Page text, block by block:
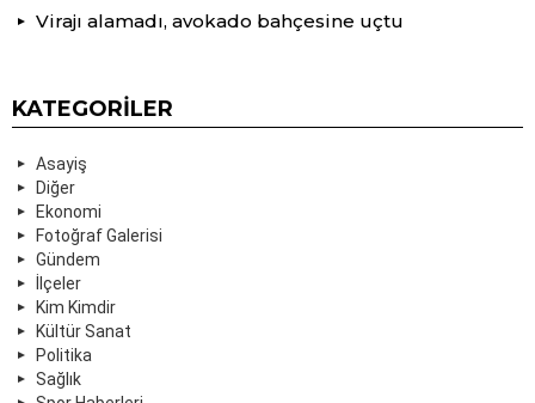
Virajı alamadı, avokado bahçesine uçtu
KATEGORILER
Asayiş
Diğer
Ekonomi
Fotoğraf Galerisi
Gündem
İlçeler
Kim Kimdir
Kültür Sanat
Politika
Sağlık